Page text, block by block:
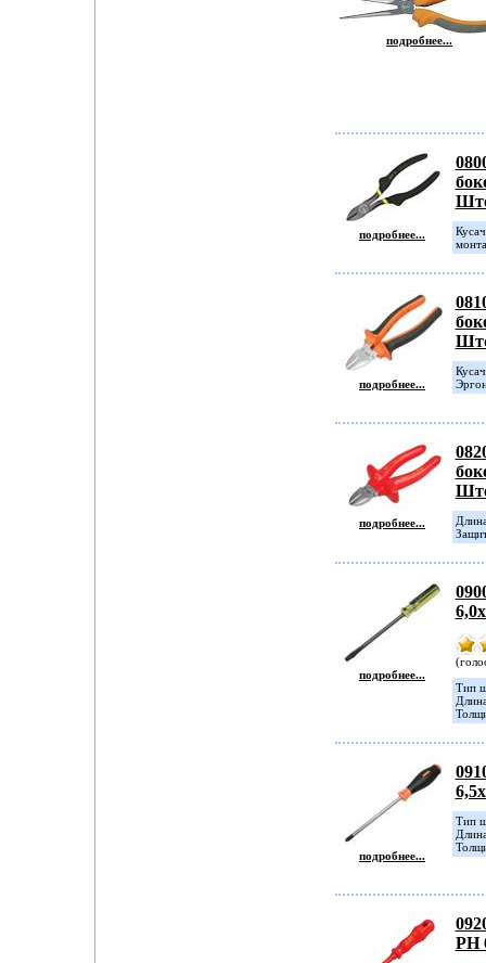
подробнее...
подробнее...
подробнее...
подробнее...
подробнее...
Тип
подробнее...
Тип
PH